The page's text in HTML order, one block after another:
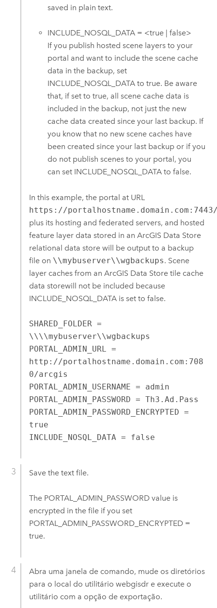
saved in plain text.
INCLUDE_NOSQL_DATA = <true | false>
If you publish hosted scene layers to your
portal and want to include the scene cache
data in the backup, set
INCLUDE_NOSQL_DATA to true. Be aware
that, if set to true, all scene cache data is
included in the backup, not just the new
cache data created since your last backup. If
you know that no new scene caches have
been created since your last backup or if you
do not publish scenes to your portal, you
can set INCLUDE_NOSQL_DATA to false.
In this example, the portal at URL
https://
plus its hosting and federated servers, and hosted
feature layer data stored in an ArcGIS Data Store
relational data store will be output to a backup
file on \\mybuserver\\wgbackups. Scene
layer caches from an ArcGIS Data Storetile cache
data storewill not be included because
INCLUDE_NOSQL_DATA is set to false.
SHARED_FOLDER =
\\\\mybuserver\\wgbackups
PORTAL_ADMIN_URL =
http://portalhostname.domain.com:708
0/arcgis
PORTAL_ADMIN_USERNAME = admin
PORTAL_ADMIN_PASSWORD = Th3.Ad.Pass
PORTAL_ADMIN_PASSWORD_ENCRYPTED =
true
INCLUDE_NOSQL_DATA = false
Save the text file.
The PORTAL_ADMIN_PASSWORD value is
encrypted in the file if you set
PORTAL_ADMIN_PASSWORD_ENCRYPTED =
true.
Abra uma janela de comando, mude os diretórios
para o local do utilitário webgisdr e execute o
utilitário com a opção de exportação.